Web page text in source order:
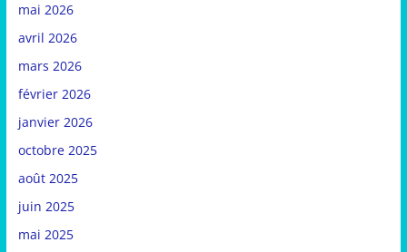
mai 2026
avril 2026
mars 2026
février 2026
janvier 2026
octobre 2025
août 2025
juin 2025
mai 2025